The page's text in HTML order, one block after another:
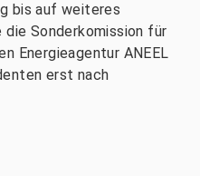
bis auf weiteres
Sonderkomission für
Energieagentur ANEEL
erst nach